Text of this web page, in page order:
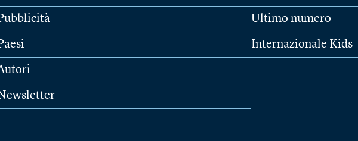
Ultimo numero
Internazionale Kids